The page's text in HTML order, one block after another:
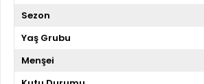
Sezon
Yaş Grubu
Menşei